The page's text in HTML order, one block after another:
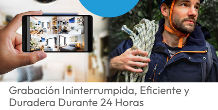
Grabación Ininterrumpida, Eficiente y
Duradera Durante 24 Horas